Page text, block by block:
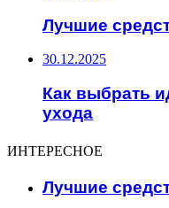
Лучшие
30.12.2025
Как выбрать
ухода
ИНТЕРЕСНОЕ
Лучшие